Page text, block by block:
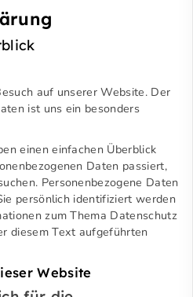
auf unserer Website. Der
ist uns ein besonders
einen einfachen Überblick
Daten passiert,
Personenbezogene Daten
persönlich identifiziert werden
zum Thema Datenschutz
diesem Text aufgeführten
Website